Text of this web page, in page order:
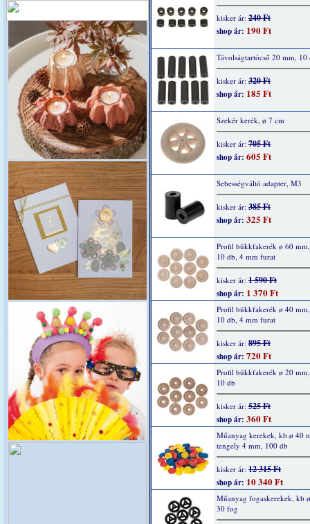
kisker ár: 240 Ft
shop ár: 190 Ft
Távolságtartócső 20 mm, 10
kisker ár: 320 Ft
shop ár: 185 Ft
Szekér kerék, ø 7 cm
kisker ár: 705 Ft
shop ár: 605 Ft
Sebességváltó adapter, M3
kisker ár: 385 Ft
shop ár: 325 Ft
Profil bükkfakerék ø 60
10 db, 4 mm furat
kisker ár: 1 590 Ft
shop ár: 1 370 Ft
Profil bükkfakerék ø 40
10 db, 4 mm furat
kisker ár: 895 Ft
shop ár: 720 Ft
Profil bükkfakerék ø 20
10 db
kisker ár: 525 Ft
shop ár: 360 Ft
Műanyag kerekek, kb.ø 40
tengely 4 mm, 100 db
kisker ár: 12 315 Ft
shop ár: 10 340 Ft
Műanyag fogaskerekek, kb
30 fog